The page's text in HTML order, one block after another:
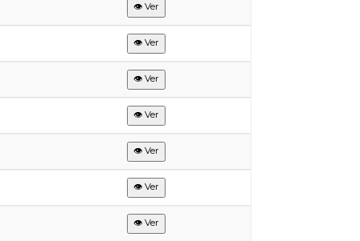
👁 Ver
👁 Ver
👁 Ver
👁 Ver
👁 Ver
👁 Ver
👁 Ver